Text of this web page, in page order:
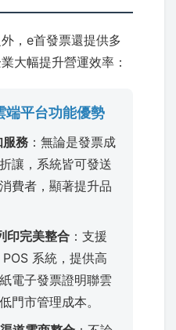
，e首發票還提供多
大幅提升營運效率：
端平台功能優勢
服務 ：無論是發票成
讓，系統皆可發送
費者，顯著提升品
印完美整合 ：支援
系統，提供高
電子發票證明聯雲
門市管理成本。